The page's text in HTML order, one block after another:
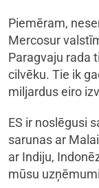
Piemēram,
Mercosur
Paragvaju rada
cilvēku. Tie ik
miljardus eiro
ES ir noslēgusi
sarunas ar
ar Indiju,
mūsu